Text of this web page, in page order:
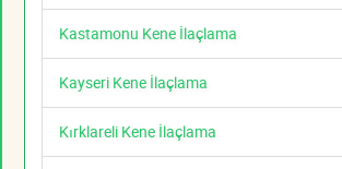
Kastamonu Kene İlaçlama
Kayseri Kene İlaçlama
Kırklareli Kene İlaçlama